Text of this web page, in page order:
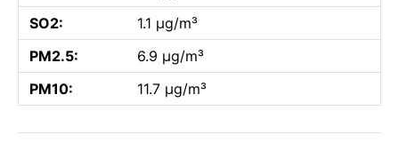
SO2:
1.1 µg/m³
PM2.5:
6.9 µg/m³
PM10:
11.7 µg/m³